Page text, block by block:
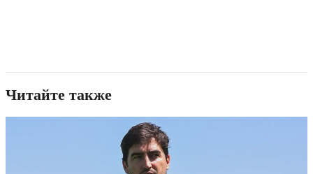
Читайте также